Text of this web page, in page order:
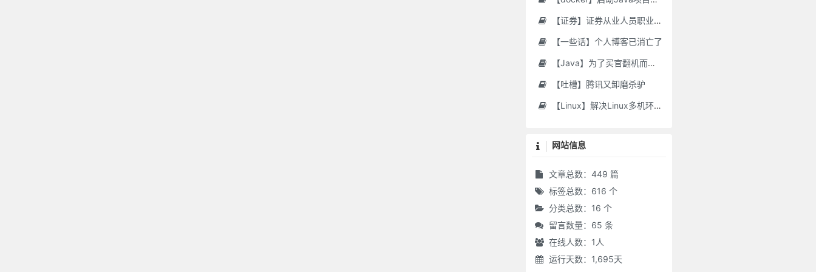
【证券】证券从业人员职业道德要求及常见违规行为
【一些话】个人博客已消亡了
【Java】为了买官翻机而写的代码-DJI Stock Checker
【吐槽】腾讯又卸磨杀驴
【Linux】解决Linux多机环境UID/GID不一致导致的备份权限问题
网站信息
文章总数：449 篇
标签总数：616 个
分类总数：16 个
留言数量：65 条
在线人数： 1 人
运行天数：1,695天